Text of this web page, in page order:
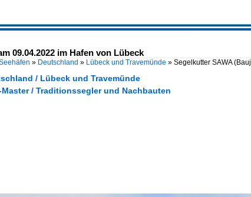
09.04.2022 im Hafen von Lübeck
» Deutschland » Lübeck und Travemünde » Segelkutter SAWA
/ Lübeck und Travemünde
/ Traditionssegler und Nachbauten